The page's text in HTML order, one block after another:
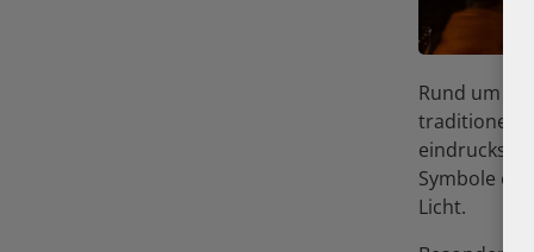
Rund um
Symbole
Licht.